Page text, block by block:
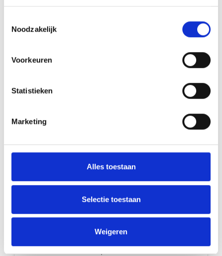
Noodzakelijk
Voorkeuren
Statistieken
Marketing
Alles toestaan
Selectie toestaan
Weigeren
Misschien vind je dit ook leuk
Febelcare Aero compressor vernevelaar kids
Compressor vernevelaar voor baby's en kinderen
Febelcare Aero is een gamma bestaande uit: